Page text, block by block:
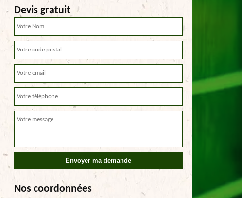
Devis gratuit
Nos coordonnées